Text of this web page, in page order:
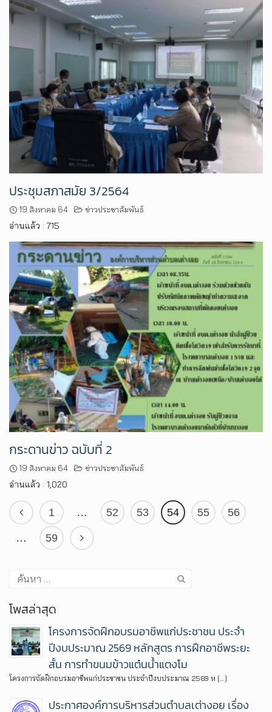
ประชุมสภาสมัย 3/2564
19 สิงหาคม 64 ข่าวประชาสัมพันธ์
อ่านแล้ว : 715
กระดานข่าว ฉบับที่ 2
19 สิงหาคม 64 ข่าวประชาสัมพันธ์
อ่านแล้ว : 1,020
1 … 52 53 54 55 56
… 59
โพสล่าสุด
โครงการจัดฝึกอบรมอาชีพแก่ประชาชน ประจำ
ปีงบประมาณ 2569 หลักสูตร การฝึกอาชีพระยะ
สั้น การทำขนมข้าวแต๋นน้ำแตงโม
โครงการจัดฝึกอบรมอาชีพแก่ประชาชน ประจำปีงบประมาณ 2569 ห […]
ประกาศองค์การบริหารส่วนตำบลเต่างอย เรื่อง